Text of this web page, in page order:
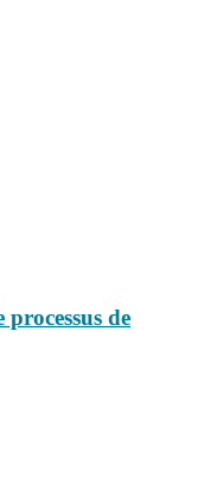
processus de